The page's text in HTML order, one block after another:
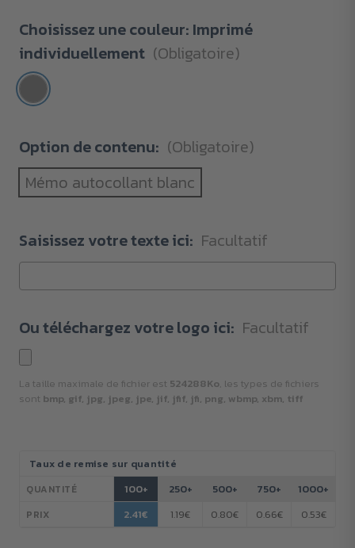
Choisissez une couleur: Imprimé
individuellement (Obligatoire)
Option de contenu: (Obligatoire)
Mémo autocollant blanc
Saisissez votre texte ici: Facultatif
Ou téléchargez votre logo ici: Facultatif
La taille maximale de fichier est 524288Ko, les types de fichiers
sont bmp, gif, jpg, jpeg, jpe, jif, jfif, jfi, png, wbmp, xbm, tiff
Stock
actuel :
Taux de remise sur quantité
QUANTITÉ
PRIX
100+
2.41€
250+
1.19€
500+
0.80€
750+
0.66€
1000+
0.53€